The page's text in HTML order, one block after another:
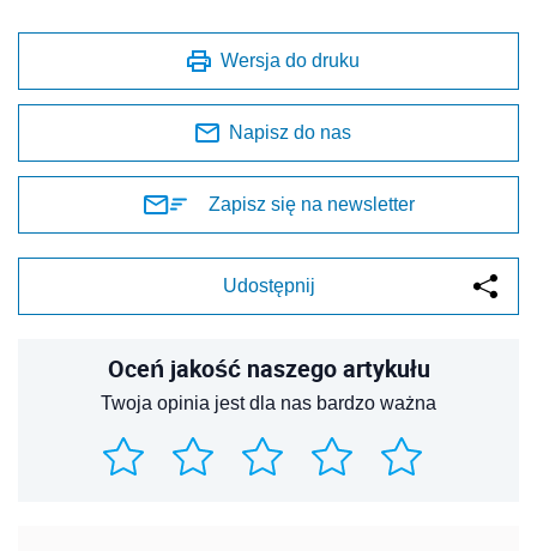
Wersja do druku
Napisz do nas
Zapisz się na newsletter
Udostępnij
Oceń jakość naszego artykułu
Twoja opinia jest dla nas bardzo ważna